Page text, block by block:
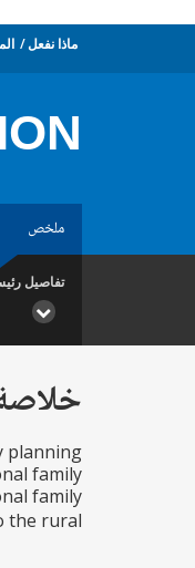
ماذا نفعل
ملخص
تفاصيل
planning
family
family
rural...